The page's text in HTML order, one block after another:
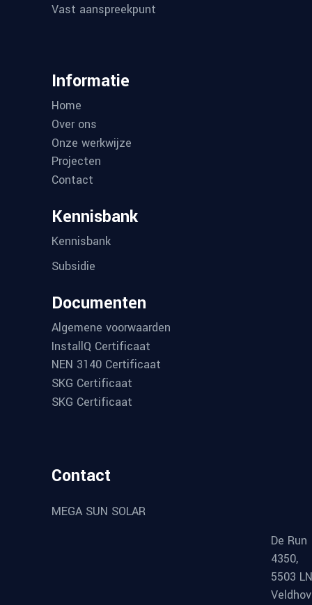
Vast aanspreekpunt
Informatie
Home
Over ons
Onze werkwijze
Projecten
Contact
Kennisbank
Kennisbank
Subsidie
Documenten
Algemene voorwaarden
InstallQ Certificaat
NEN 3140 Certificaat
SKG Certificaat
SKG Certificaat
Contact
MEGA SUN SOLAR
De Run
4350,
5503 LN